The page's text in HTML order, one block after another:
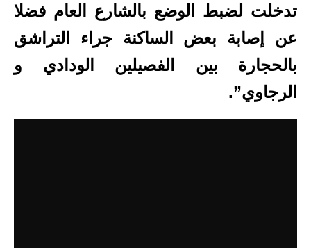
تدخلت لضبط الوضع بالشارع العام فضلا
عن إصابة بعض الساكنة جراء التراشق
بالحجارة بين الفصيلين الودادي و
الرجاوي”.